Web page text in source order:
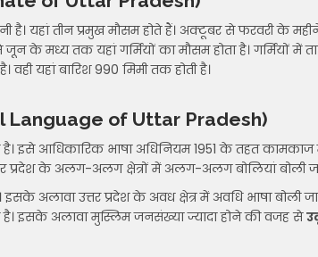
यहां तीन प्रमुख मौसम होते हैं। अक्टूबर से फरवरी के महीने में
जून के मध्य तक यहां गर्मियों का मौसम होता है। गर्मियों में
यहां बारिश 990 मिमी तक होती है।
Language of Uttar Pradesh)
है। इसे आधिकारिक भाषा अधिनियम 1951 के तहत
प्रदेश के अलग-अलग क्षेत्रों में अलग-अलग बोलियां बोली
इसके अलावा उत्तर प्रदेश के अवध क्षेत्र में अवधि भाषा बोली
है। इसके अलावा मुस्लिम जनसंख्या ज्यादा होने की वजह से